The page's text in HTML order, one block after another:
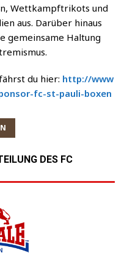
Wett­kampf­tri­kots und
aus. Dar­über hin­aus
gemein­sa­me Hal­tung
du hier: http://​www​
​f​c​-​s​t​-​p​a​u​l​i​-​b​o​xen
DES FC